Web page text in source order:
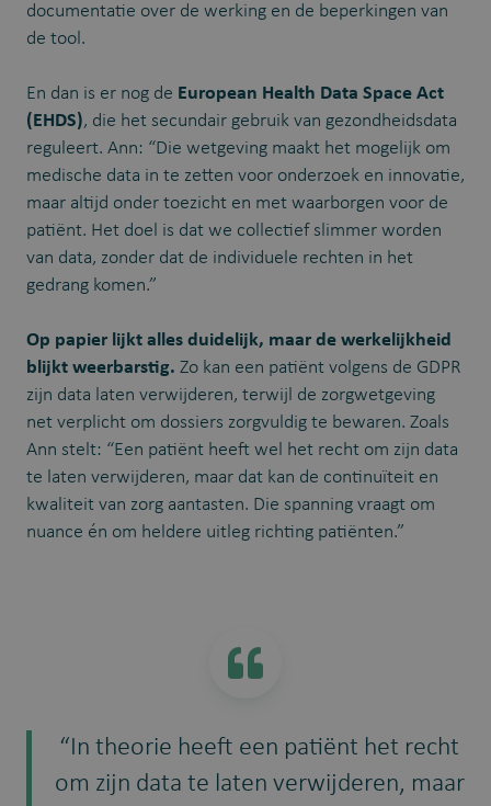
documentatie over de werking en de beperkingen van
de tool.
En dan is er nog de European Health Data Space Act
(EHDS), die het secundair gebruik van gezondheidsdata
reguleert. Ann: “Die wetgeving maakt het mogelijk om
medische data in te zetten voor onderzoek en innovatie,
maar altijd onder toezicht en met waarborgen voor de
patiënt. Het doel is dat we collectief slimmer worden
van data, zonder dat de individuele rechten in het
gedrang komen.”
Op papier lijkt alles duidelijk, maar de werkelijkheid
blijkt weerbarstig. Zo kan een patiënt volgens de GDPR
zijn data laten verwijderen, terwijl de zorgwetgeving
net verplicht om dossiers zorgvuldig te bewaren. Zoals
Ann stelt: “Een patiënt heeft wel het recht om zijn data
te laten verwijderen, maar dat kan de continuïteit en
kwaliteit van zorg aantasten. Die spanning vraagt om
nuance én om heldere uitleg richting patiënten.”
“In theorie heeft een patiënt het recht
om zijn data te laten verwijderen, maar